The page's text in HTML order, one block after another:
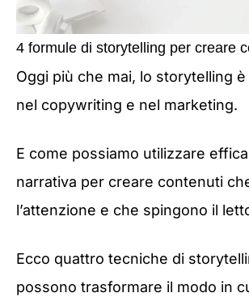
4 formule di storytelling per creare
Oggi più che mai, lo storytelling
nel copywriting e nel marketing.
E come possiamo utilizzare
narrativa per creare contenuti
l’attenzione e che spingono il
Ecco quattro tecniche di
possono trasformare il modo in